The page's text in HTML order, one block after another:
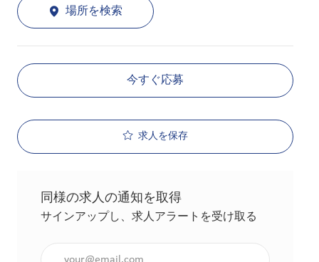
場所を検索
今すぐ応募
求人を保存
同様の求人の通知を取得
サインアップし、求人アラートを受け取る